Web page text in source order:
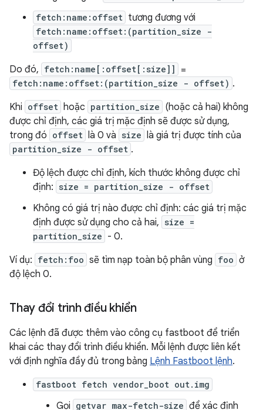
fetch:name:offset tương đương với
fetch:name:offset:(partition_size -
offset)
Do đó, fetch:name[:offset[:size]] =
fetch:name:offset:(partition_size - offset) .
Khi offset hoặc partition_size (hoặc cả hai) không
được chỉ định, các giá trị mặc định sẽ được sử dụng,
trong đó offset là 0 và size là giá trị được tính của
partition_size - offset .
Độ lệch được chỉ định, kích thước không được chỉ
định: size = partition_size - offset
Không có giá trị nào được chỉ định: các giá trị mặc
định được sử dụng cho cả hai, size =
partition_size - 0.
Ví dụ: fetch:foo sẽ tìm nạp toàn bộ phân vùng foo ở
độ lệch 0.
Thay đổi trình điều khiển
Các lệnh đã được thêm vào công cụ fastboot để triển
khai các thay đổi trình điều khiển. Mỗi lệnh được liên kết
với định nghĩa đầy đủ trong bảng Lệnh Fastboot lệnh.
fastboot fetch vendor_boot out.img
Gọi getvar max-fetch-size để xác định